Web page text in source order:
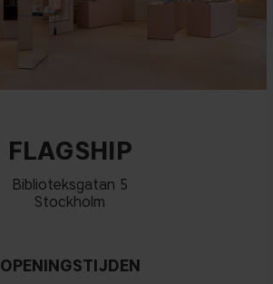
FLAGSHIP
Biblioteksgatan 5
Stockholm
OPENINGSTIJDEN